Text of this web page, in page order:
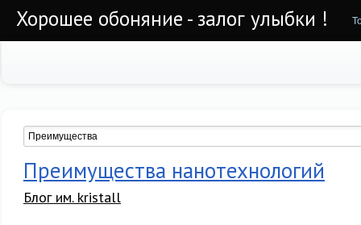
Хорошее обоняние - залог улыбки !
Преимущества нанотехнологий
Блог им. kristall